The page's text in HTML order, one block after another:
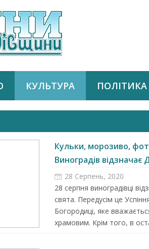
КУЛЬТУРА ПОЛІТИКА
Кульки, морозиво,
Виноградів відзначає
28 Серпень, 2020
28 серпня виноградівці
свята. Передусім це
Богородиці, яке
храмовим. Крім того, в